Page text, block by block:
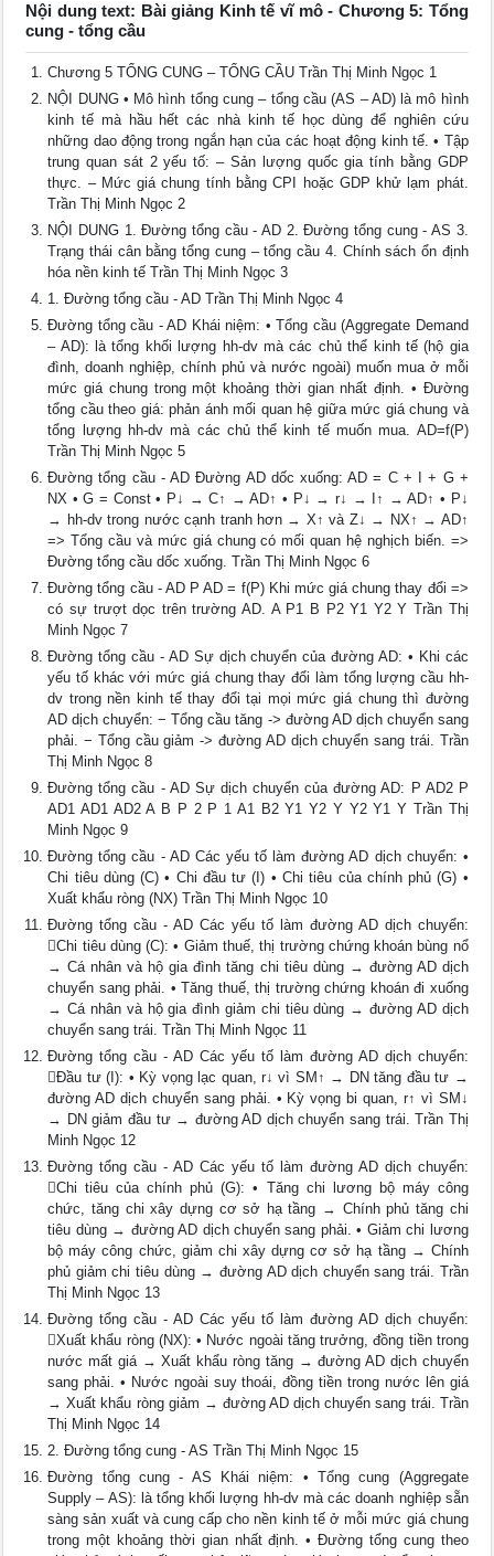
Nội dung text: Bài giảng Kinh tế vĩ mô - Chương 5: Tổng
cung - tổng cầu
Chương 5 TỔNG CUNG – TỔNG CẦU Trần Thị Minh Ngọc 1
NỘI DUNG • Mô hình tổng cung – tổng cầu (AS – AD) là mô hình
kinh tế mà hầu hết các nhà kinh tế học dùng để nghiên cứu
những dao động trong ngắn hạn của các hoạt động kinh tế. • Tập
trung quan sát 2 yếu tố: – Sản lượng quốc gia tính bằng GDP
thực. – Mức giá chung tính bằng CPI hoặc GDP khử lạm phát.
Trần Thị Minh Ngọc 2
NỘI DUNG 1. Đường tổng cầu - AD 2. Đường tổng cung - AS 3.
Trạng thái cân bằng tổng cung – tổng cầu 4. Chính sách ổn định
hóa nền kinh tế Trần Thị Minh Ngọc 3
1. Đường tổng cầu - AD Trần Thị Minh Ngọc 4
Đường tổng cầu - AD Khái niệm: • Tổng cầu (Aggregate Demand
– AD): là tổng khối lượng hh-dv mà các chủ thể kinh tế (hộ gia
đình, doanh nghiệp, chính phủ và nước ngoài) muốn mua ở mỗi
mức giá chung trong một khoảng thời gian nhất định. • Đường
tổng cầu theo giá: phản ánh mối quan hệ giữa mức giá chung và
tổng lượng hh-dv mà các chủ thể kinh tế muốn mua. AD=f(P)
Trần Thị Minh Ngọc 5
Đường tổng cầu - AD Đường AD dốc xuống: AD = C + I + G +
NX • G = Const • P↓ → C↑ → AD↑ • P↓ → r↓ → I↑ → AD↑ • P↓
→ hh-dv trong nước cạnh tranh hơn → X↑ và Z↓ → NX↑ → AD↑
=> Tổng cầu và mức giá chung có mối quan hệ nghịch biến. =>
Đường tổng cầu dốc xuống. Trần Thị Minh Ngọc 6
Đường tổng cầu - AD P AD = f(P) Khi mức giá chung thay đổi =>
có sự trượt dọc trên trường AD. A P1 B P2 Y1 Y2 Y Trần Thị
Minh Ngọc 7
Đường tổng cầu - AD Sự dịch chuyển của đường AD: • Khi các
yếu tố khác với mức giá chung thay đổi làm tổng lượng cầu hh-
dv trong nền kinh tế thay đổi tại mọi mức giá chung thì đường
AD dịch chuyển: − Tổng cầu tăng -> đường AD dịch chuyển sang
phải. − Tổng cầu giảm -> đường AD dịch chuyển sang trái. Trần
Thị Minh Ngọc 8
Đường tổng cầu - AD Sự dịch chuyển của đường AD: P AD2 P
AD1 AD1 AD2 A B P 2 P 1 A1 B2 Y1 Y2 Y Y2 Y1 Y Trần Thị
Minh Ngọc 9
Đường tổng cầu - AD Các yếu tố làm đường AD dịch chuyển: •
Chi tiêu dùng (C) • Chi đầu tư (I) • Chi tiêu của chính phủ (G) •
Xuất khẩu ròng (NX) Trần Thị Minh Ngọc 10
Đường tổng cầu - AD Các yếu tố làm đường AD dịch chuyển:
Chi tiêu dùng (C): • Giảm thuế, thị trường chứng khoán bùng nổ
→ Cá nhân và hộ gia đình tăng chi tiêu dùng → đường AD dịch
chuyển sang phải. • Tăng thuế, thị trường chứng khoán đi xuống
→ Cá nhân và hộ gia đình giảm chi tiêu dùng → đường AD dịch
chuyển sang trái. Trần Thị Minh Ngọc 11
Đường tổng cầu - AD Các yếu tố làm đường AD dịch chuyển:
Đầu tư (I): • Kỳ vọng lạc quan, r↓ vì SM↑ → DN tăng đầu tư →
đường AD dịch chuyển sang phải. • Kỳ vọng bi quan, r↑ vì SM↓
→ DN giảm đầu tư → đường AD dịch chuyển sang trái. Trần Thị
Minh Ngọc 12
Đường tổng cầu - AD Các yếu tố làm đường AD dịch chuyển:
Chi tiêu của chính phủ (G): • Tăng chi lương bộ máy công
chức, tăng chi xây dựng cơ sở hạ tầng → Chính phủ tăng chi
tiêu dùng → đường AD dịch chuyển sang phải. • Giảm chi lương
bộ máy công chức, giảm chi xây dựng cơ sở hạ tầng → Chính
phủ giảm chi tiêu dùng → đường AD dịch chuyển sang trái. Trần
Thị Minh Ngọc 13
Đường tổng cầu - AD Các yếu tố làm đường AD dịch chuyển:
Xuất khẩu ròng (NX): • Nước ngoài tăng trưởng, đồng tiền trong
nước mất giá → Xuất khẩu ròng tăng → đường AD dịch chuyển
sang phải. • Nước ngoài suy thoái, đồng tiền trong nước lên giá
→ Xuất khẩu ròng giảm → đường AD dịch chuyển sang trái. Trần
Thị Minh Ngọc 14
2. Đường tổng cung - AS Trần Thị Minh Ngọc 15
Đường tổng cung - AS Khái niệm: • Tổng cung (Aggregate
Supply – AS): là tổng khối lượng hh-dv mà các doanh nghiệp sẵn
sàng sản xuất và cung cấp cho nền kinh tế ở mỗi mức giá chung
trong một khoảng thời gian nhất định. • Đường tổng cung theo